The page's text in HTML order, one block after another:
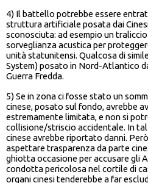
4) Il battello potrebbe essere
struttura artificiale posata dai
sconosciuta: ad esempio un
sorveglianza acustica per
unità statunitensi. Qualcosa di
System) posato in Nord-Atlantico
Guerra Fredda.
5) Se in zona ci fosse stato un
cinese, posato sul fondo, avrebbe
estremamente limitata, e non si
collisione/striscio accidentale. In
cinese avrebbe riportato danni.
aspettare trasparenza da parte
ghiotta occasione per accusare gli
condotta pericolosa nel cortile di
organi cinesi tenderebbe a far